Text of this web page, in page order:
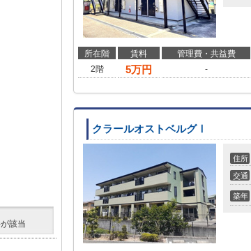
所在階 賃料 管理費・共益費
2階
5万円 -
クラールオストベルグⅠ
住所
交通
築年
該当